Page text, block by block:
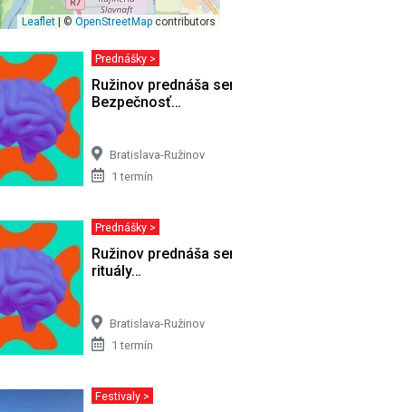
Leaflet | ©OpenStreetMap contributors
Prednášky >
Ružinov prednáša seniorom -
Bezpečnosť…
Bratislava-Ružinov
1 termín
Prednášky >
Ružinov prednáša seniorom - Pohrebné
rituály…
Bratislava-Ružinov
1 termín
Festivaly >